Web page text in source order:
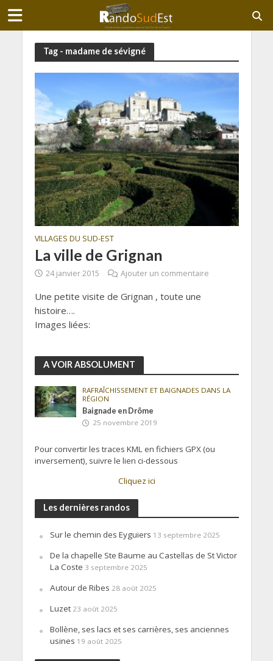
Tag - madame de sévigné
VILLAGES DU SUD-EST
La ville de Grignan
24 janvier 2015 Ajouter un commentaire
Une petite visite de Grignan , toute une
histoire….
Images liées:
A VOIR ABSOLUMENT
RAFRAÎCHISSEMENT ET BAIGNADES DANS LA
RÉGION
Baignade en Drôme
25 novembre 2019
Pour convertir les traces KML en fichiers GPX (ou
inversement), suivre le lien ci-dessous
Cliquez ici
Les dernières randos
Sur le chemin des Eyguiers 13 septembre 2025
De la chapelle Ste Baume au Castellas de St Victor
La Coste 3 septembre 2025
Autour de Ribes 28 août 2025
Luzet 23 août 2025
Bollène, ses lacs et ses carrières, ses anciennes
usines 19 août 2025